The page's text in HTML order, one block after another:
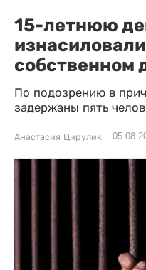
15-летнюю
собственном
По подозрению в
задержаны пять
Анастасия Цирулик